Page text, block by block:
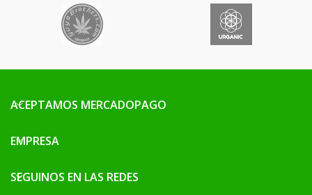
ACEPTAMOS MERCADOPAGO
EMPRESA
SEGUINOS EN LAS REDES